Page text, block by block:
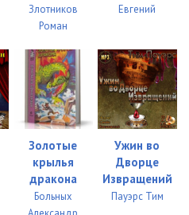
Злотников
Роман
Евгений
Золотые
крылья
дракона
Больных
Ужин во
Дворце
Извращений
Пауэрс Тим